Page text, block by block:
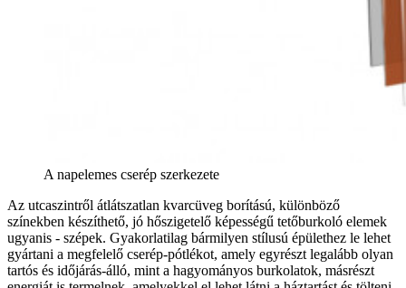
A napelemes cserép szerkezete
Az utcaszintről átlátszatlan kvarcüveg borítású, különböző
színekben készíthető, jó hőszigetelő képességű tetőburkoló elemek
ugyanis - szépek. Gyakorlatilag bármilyen stílusú épülethez le lehet
gyártani a megfelelő cserép-pótlékot, amely egyrészt legalább olyan
tartós és időjárás-álló, mint a hagyományos burkolatok, másrészt